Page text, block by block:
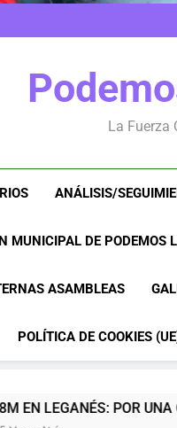
La Fuerza
ANÁLISIS/
MUNICIPAL DE PODEMOS
ASAMBLEAS
POLÍTICA DE COOKIES
CIUDAD DONDE